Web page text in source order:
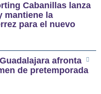
Cabanillas lanza
mantiene la
para el nuevo
afronta
de pretemporada